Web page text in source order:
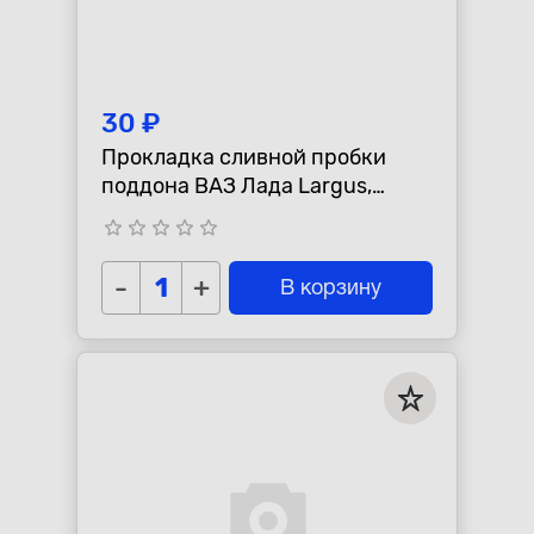
30 ₽
Прокладка сливной пробки
поддона ВАЗ Лада Largus,
Vesta,Xray алюминиевая
star_border star_border star_border star_border star_border
- + В корзину